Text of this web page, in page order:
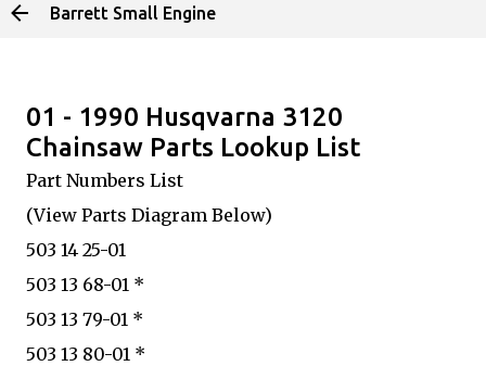
Skip to main content
Barrett Small Engine
01 - 1990 Husqvarna 3120
Chainsaw Parts Lookup List
Part Numbers List
(View Parts Diagram Below)
503 14 25-01
503 13 68-01 *
503 13 79-01 *
503 13 80-01 *